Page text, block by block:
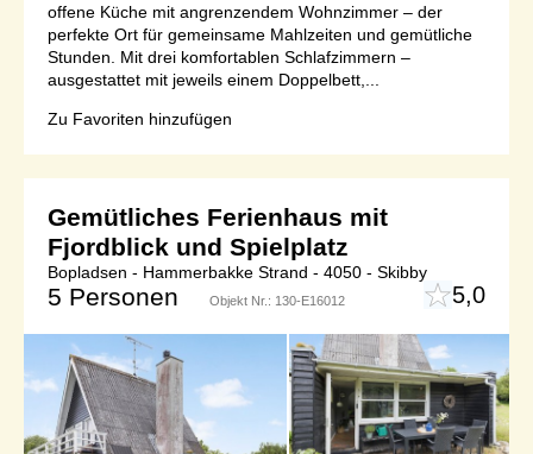
offene Küche mit angrenzendem Wohnzimmer – der
perfekte Ort für gemeinsame Mahlzeiten und gemütliche
Stunden. Mit drei komfortablen Schlafzimmern –
ausgestattet mit jeweils einem Doppelbett,...
Zu Favoriten hinzufügen
Gemütliches Ferienhaus mit
Fjordblick und Spielplatz
Bopladsen - Hammerbakke Strand - 4050 - Skibby
5 Personen Objekt Nr.: 130-E16012 5,0